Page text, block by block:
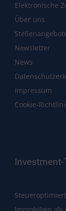
Elektronische
Über uns
Newsletter
News
Impressum
Cookie-
Investment-